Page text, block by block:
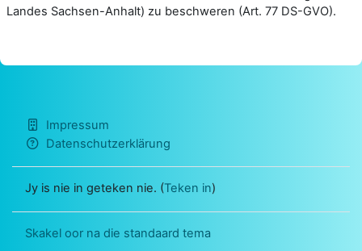
Landes Sachsen-Anhalt) zu beschweren (Art. 77 DS-GVO).
Impressum
Datenschutzerklärung
Jy is nie in geteken nie. (Teken in)
Skakel oor na die standaard tema